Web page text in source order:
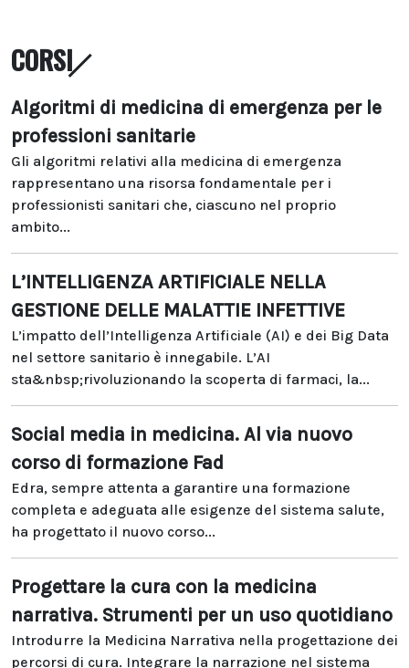
CORSI
Algoritmi di medicina di emergenza per le
professioni sanitarie
Gli algoritmi relativi alla medicina di emergenza
rappresentano una risorsa fondamentale per i
professionisti sanitari che, ciascuno nel proprio
ambito...
L’INTELLIGENZA ARTIFICIALE NELLA
GESTIONE DELLE MALATTIE INFETTIVE
L’impatto dell’Intelligenza Artificiale (AI) e dei Big Data
nel settore sanitario è innegabile. L’AI
sta&nbsp;rivoluzionando la scoperta di farmaci, la...
Social media in medicina. Al via nuovo
corso di formazione Fad
Edra, sempre attenta a garantire una formazione
completa e adeguata alle esigenze del sistema salute,
ha progettato il nuovo corso...
Progettare la cura con la medicina
narrativa. Strumenti per un uso quotidiano
Introdurre la Medicina Narrativa nella progettazione dei
percorsi di cura. Integrare la narrazione nel sistema